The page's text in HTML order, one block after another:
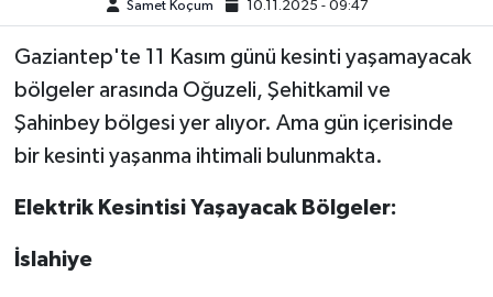
Samet Koçum 10.11.2025 - 09:47
Gaziantep'te 11 Kasım günü kesinti yaşamayacak
bölgeler arasında Oğuzeli, Şehitkamil ve
Şahinbey bölgesi yer alıyor. Ama gün içerisinde
bir kesinti yaşanma ihtimali bulunmakta.
Elektrik Kesintisi Yaşayacak Bölgeler:
İslahiye
Siyaset
Spor
Teknoloji
Türkiye
Video Haber